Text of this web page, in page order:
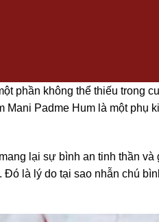
phần không thể thiếu trong
Mani Padme Hum là một phụ
lại sự bình an tinh thần và
là lý do tại sao nhẫn chú